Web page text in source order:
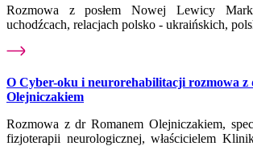
Rozmowa z posłem Nowej Lewicy
uchodźcach, relacjach polsko - ukraińskich,
O Cyber-oku i neurorehabilitacji rozmowa z
Olejniczakiem
Rozmowa z dr Romanem Olejniczakiem,
fizjoterapii neurologicznej, właścicielem